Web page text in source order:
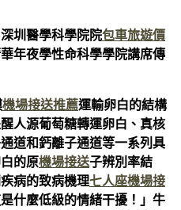
圳醫學科學院院包車旅遊價
年夜學性命科學學院講席傳
機場接送推薦運輸卵白的結構
人源葡萄糖轉運卵白、真核
道和鈣離子通道等一系列具
的原機場接送子辨別率結
病的致病機理七人座機場接
什麼低級的情緒干擾！」牛